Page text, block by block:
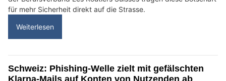
für mehr Sicherheit direkt auf die Strasse.
Weiterlesen
Schweiz: Phishing-Welle zielt mit gefälschten
Klarna-Mails auf Konten von Nutzenden ab